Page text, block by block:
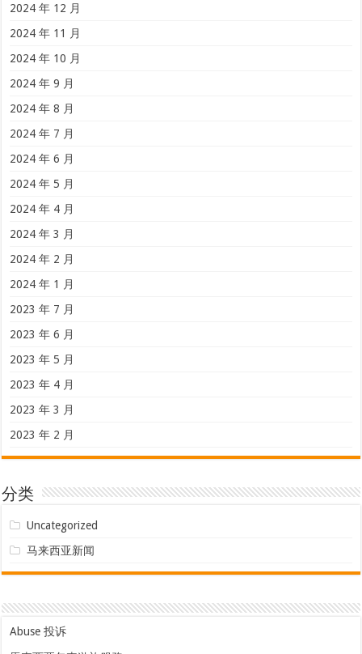
2024 年 12 月
2024 年 11 月
2024 年 10 月
2024 年 9 月
2024 年 8 月
2024 年 7 月
2024 年 6 月
2024 年 5 月
2024 年 4 月
2024 年 3 月
2024 年 2 月
2024 年 1 月
2023 年 7 月
2023 年 6 月
2023 年 5 月
2023 年 4 月
2023 年 3 月
2023 年 2 月
分类
Uncategorized
马来西亚新闻
Abuse 投诉